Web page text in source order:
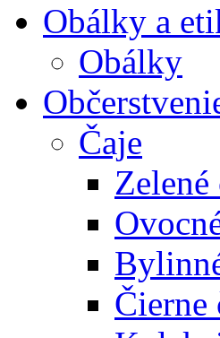
Obálky a
Obálky
Čaje
Zelené
Čierne